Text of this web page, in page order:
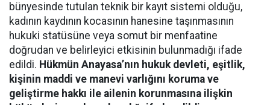
bünyesinde tutulan teknik bir kayıt sistemi olduğu,
kadının kaydının kocasının hanesine taşınmasının
hukuki statüsüne veya somut bir menfaatine
doğrudan ve belirleyici etkisinin bulunmadığı ifade
edildi. Hükmün Anayasa’nın hukuk devleti, eşitlik,
kişinin maddi ve manevi varlığını koruma ve
geliştirme hakkı ile ailenin korunmasına ilişkin